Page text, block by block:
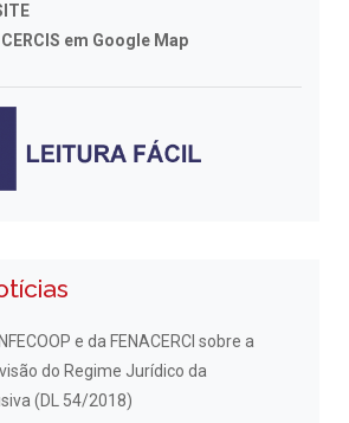
em Google Map
e da FENACERCI sobre a
do Regime Jurídico da
(DL 54/2018)